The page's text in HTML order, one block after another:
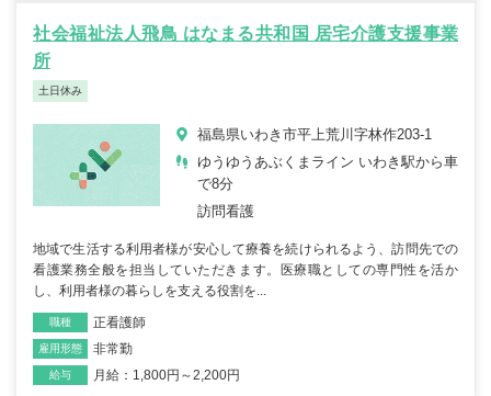
社会福祉法人飛鳥 はなまる共和国 居宅介護支援事業
所
土日休み
福島県いわき市平上荒川字林作203-1
ゆうゆうあぶくまライン いわき駅から車
で8分
訪問看護
地域で生活する利用者様が安心して療養を続けられるよう、訪問先での
看護業務全般を担当していただきます。医療職としての専門性を活か
し、利用者様の暮らしを支える役割を...
職種 正看護師
雇用形態 非常勤
給与 月給：1,800円～2,200円